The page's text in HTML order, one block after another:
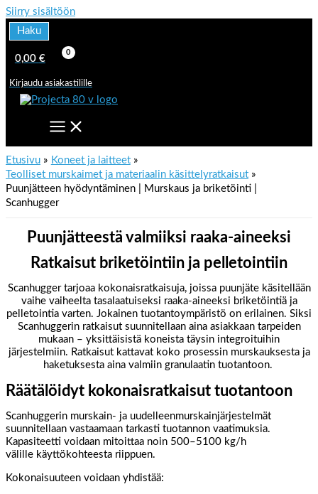
Siirry sisältöön
Haku
0,00 €
Kirjaudu asiakastilille
Etusivu
Koneet ja laitteet
Teolliset murskaimet ja materiaalin käsittelyratkaisut
Puunjätteen hyödyntäminen | Murskaus ja briketöinti |
Scanhugger
Puunjätteestä valmiiksi raaka-aineeksi
Ratkaisut briketöintiin ja pelletointiin
Scanhugger tarjoaa kokonaisratkaisuja, joissa puunjäte käsitellään
vaihe vaiheelta tasalaatuiseksi raaka-aineeksi briketöintiä ja
pelletointia varten. Jokainen tuotantoympäristö on erilainen. Siksi
Scanhuggerin ratkaisut suunnitellaan aina asiakkaan tarpeiden
mukaan – yksittäisistä koneista täysin integroituihin
järjestelmiin. Ratkaisut kattavat koko prosessin murskauksesta ja
haketuksesta aina valmiin granulaatin tuotantoon.
Räätälöidyt kokonaisratkaisut tuotantoon
Scanhuggerin murskain- ja uudelleenmurskainjärjestelmät
suunnitellaan vastaamaan tarkasti tuotannon vaatimuksia.
Kapasiteetti voidaan mitoittaa noin 500–5100 kg/h
välille käyttökohteesta riippuen.
Kokonaisuuteen voidaan yhdistää: